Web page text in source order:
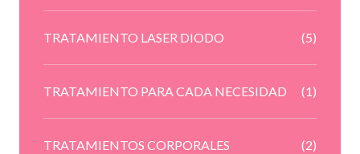
TRATAMIENTO LASER DIODO (5)
TRATAMIENTO PARA CADA NECESIDAD (1)
TRATAMIENTOS CORPORALES (2)